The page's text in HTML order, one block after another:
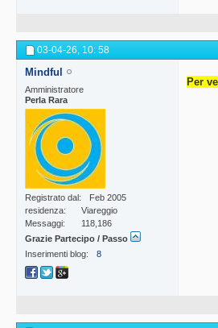
03-04-26, 10: 58
Mindful
Amministratore
Perla Rara
Registrato dal
Feb 2005
residenza
Viareggio
Messaggi
118,186
Grazie Partecipo / Passo
Inserimenti blog
8
Per